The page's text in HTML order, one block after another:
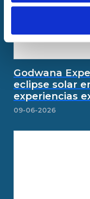
Godwana
eclipse solar
experiencias
09-06-2026